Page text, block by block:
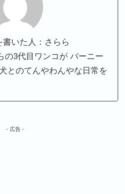
書いた人：さらら
3代目ワンコが バーニー
とのてんやわんやな日常を
- 広告 -